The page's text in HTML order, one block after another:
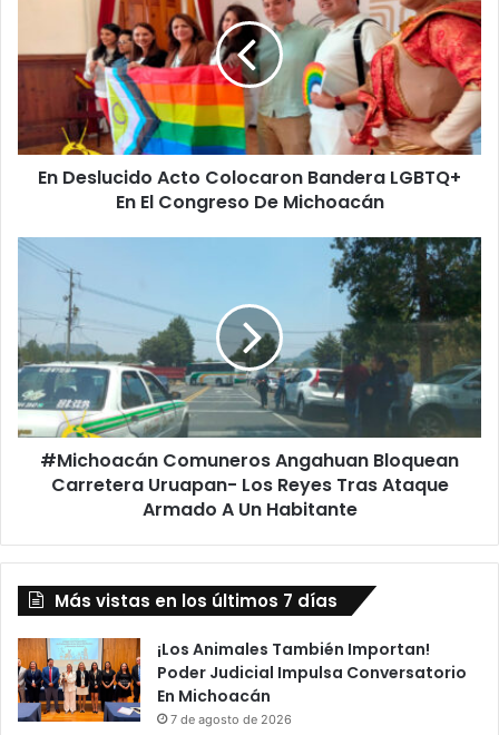
Bandera
LGBTQ+
El
Congreso
En Deslucido Acto Colocaron Bandera LGBTQ+
En El Congreso De Michoacán
Comuneros
Angahuan
Bloquean
Carretera
Uruapan-
Los
Reyes
Tras
Ataque
Armado
Habitante
#Michoacán Comuneros Angahuan Bloquean
Carretera Uruapan- Los Reyes Tras Ataque
Armado A Un Habitante
Más vistas en los últimos 7 días
¡Los Animales También Importan!
Poder Judicial Impulsa Conversatorio
En Michoacán
7 de agosto de 2026